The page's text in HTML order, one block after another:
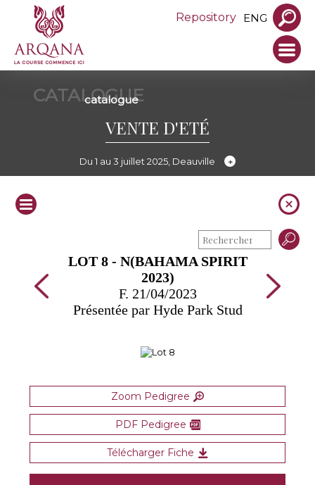
Repository ENG
CATALOGUE
catalogue
VENTE D'ETÉ
Du 1 au 3 juillet 2025, Deauville
LOT 8 - N(BAHAMA SPIRIT
2023)
F. 21/04/2023
Présentée par Hyde Park Stud
Zoom Pedigree
PDF Pedigree
Télécharger Fiche